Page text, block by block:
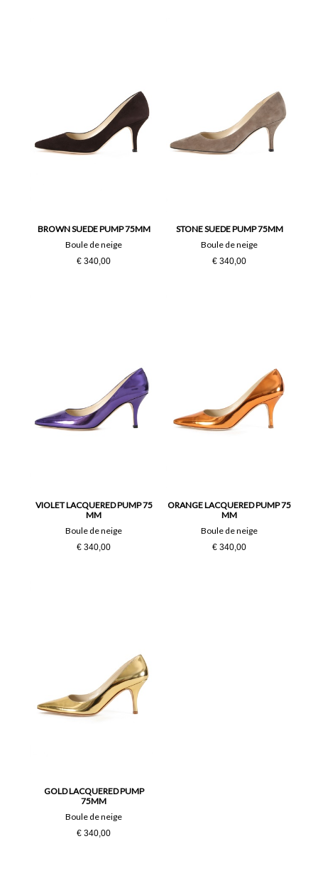
BROWN SUEDE PUMP 75MM
Boule de neige
€ 340,00
STONE SUEDE PUMP 75MM
Boule de neige
€ 340,00
VIOLET LACQUERED PUMP 75
MM
Boule de neige
€ 340,00
ORANGE LACQUERED PUMP 75
MM
Boule de neige
€ 340,00
GOLD LACQUERED PUMP
75MM
Boule de neige
€ 340,00